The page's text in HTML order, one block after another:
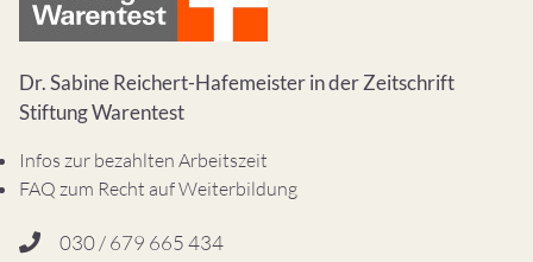
Dr. Sabine Reichert-Hafemeister in der Zeitschrift
Stiftung Warentest
Infos zur bezahlten Arbeitszeit
FAQ zum Recht auf Weiterbildung
030 / 679 665 434